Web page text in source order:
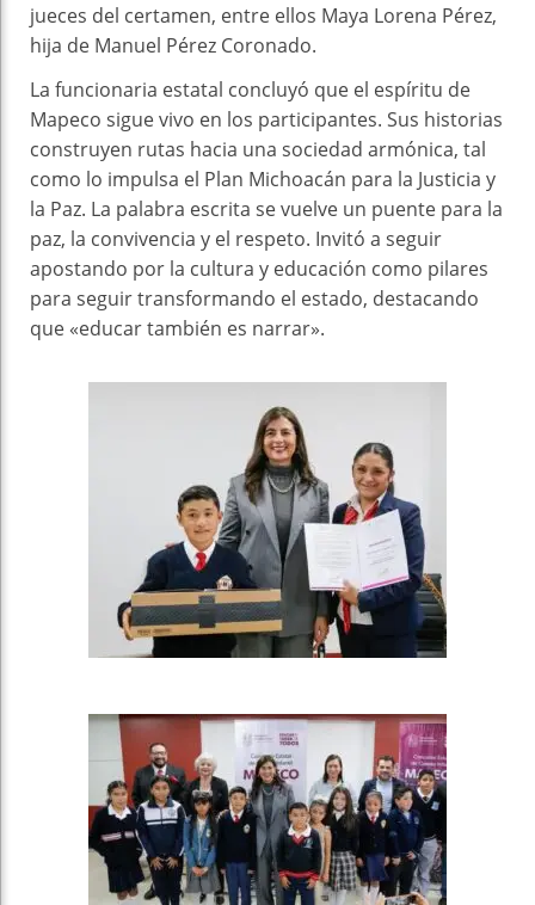
jueces del certamen, entre ellos Maya Lorena Pérez,
hija de Manuel Pérez Coronado.
La funcionaria estatal concluyó que el espíritu de
Mapeco sigue vivo en los participantes. Sus historias
construyen rutas hacia una sociedad armónica, tal
como lo impulsa el Plan Michoacán para la Justicia y
la Paz. La palabra escrita se vuelve un puente para la
paz, la convivencia y el respeto. Invitó a seguir
apostando por la cultura y educación como pilares
para seguir transformando el estado, destacando
que «educar también es narrar».